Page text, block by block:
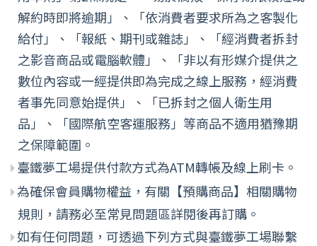
解約時即將逾期」、「依消費者要求所為之客製化
給付」、「報紙、期刊或雜誌」、「經消費者拆封
之影音商品或電腦軟體」、「非以有形媒介提供之
數位內容或一經提供即為完成之線上服務，經消費
者事先同意始提供」、「已拆封之個人衛生用
品」、「國際航空客運服務」等商品不適用猶豫期
之保障範圍。
臺鐵夢工場提供付款方式為ATM轉帳及線上刷卡。
為確保會員購物權益，有關【預購商品】相關購物
規則，請務必至常見問題區詳閱後再訂購。
如有任何問題，可透過下列方式與臺鐵夢工場聯繫